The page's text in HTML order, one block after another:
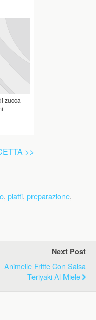
zucca
>>
, piatti, preparazione,
Next Post
Animelle Fritte Con Salsa
Teriyaki Al Miele